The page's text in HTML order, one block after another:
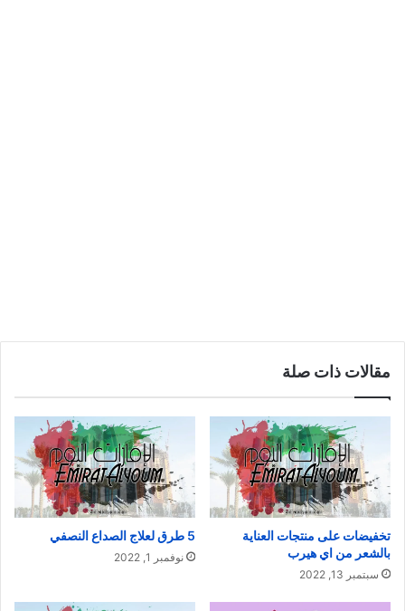
مقالات ذات صلة
تخفيضات على منتجات العناية
بالشعر من اي هيرب
سبتمبر 13, 2022
5 طرق لعلاج الصداع النصفي
نوفمبر 1, 2022